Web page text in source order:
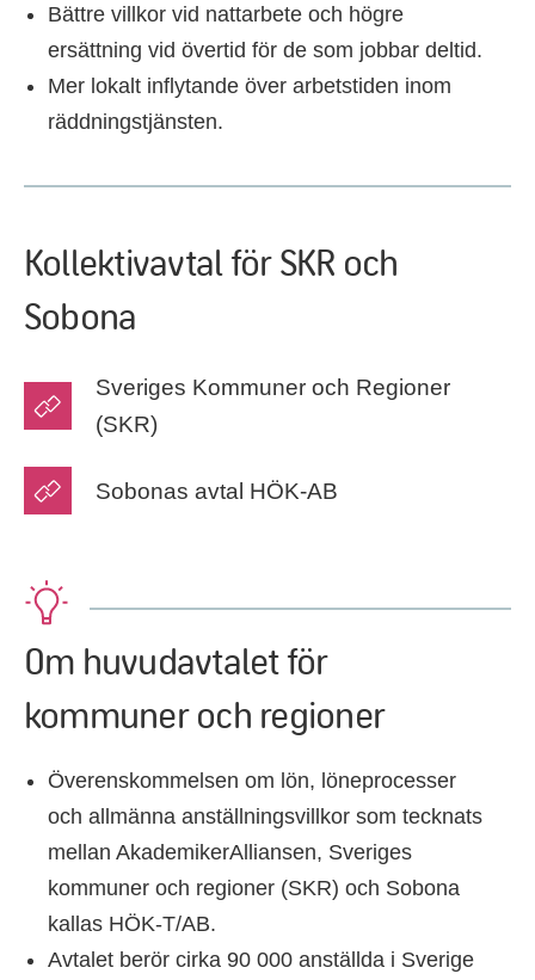
Bättre villkor vid nattarbete och högre
ersättning vid övertid för de som jobbar deltid.
Mer lokalt inflytande över arbetstiden inom
räddningstjänsten.
Kollektivavtal för SKR och
Sobona
Sveriges Kommuner och Regioner
(SKR)
Sobonas avtal HÖK-AB
Om huvudavtalet för
kommuner och regioner
Överenskommelsen om lön, löneprocesser
och allmänna anställningsvillkor som tecknats
mellan AkademikerAlliansen, Sveriges
kommuner och regioner (SKR) och Sobona
kallas HÖK-T/AB.
Avtalet berör cirka 90 000 anställda i Sverige